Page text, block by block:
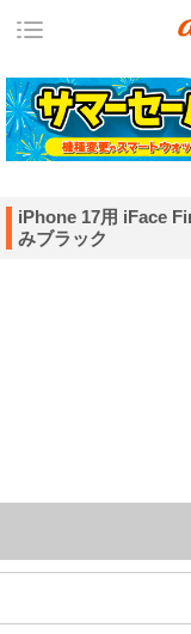
iPhone 17用 iFace
みブラック